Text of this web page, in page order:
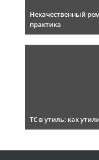
Некачественный
практика
ТС в утиль: как